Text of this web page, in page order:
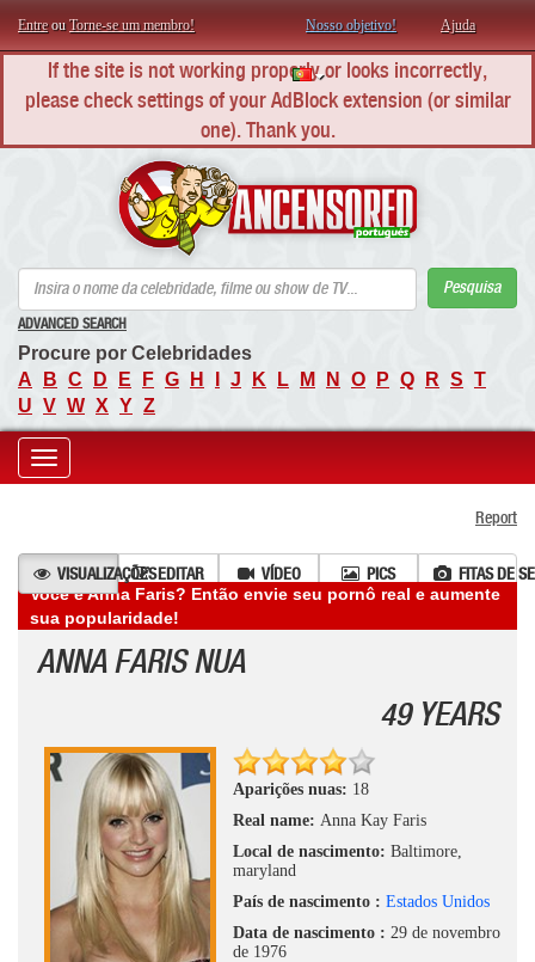
Entreou Torne-se um membro! Nosso objetivo! Ajuda
If the site is not working properly or looks incorrectly,
please check settings of your AdBlock extension (or similar
one). Thank you.
Pesquisa
ADVANCED SEARCH
Procure por Celebridades
A
B C D E F G H J K L M N O P Q R S T
U V W X Y Z
Toggle
Report
VISUALIZAÇÕESEDITAR VÍDEO PICS
FITAS DE
Você é Anna Faris? Então envie seu pornô real e aumente
sua popularidade!
ANNA FARIS NUA
49 YEARS
Aparições nuas: 18
Real name: Anna Kay Faris
Local de nascimento: Baltimore,
maryland
País de nascimento : Estados Unidos
Data de nascimento : 29 de novembro
de 1976